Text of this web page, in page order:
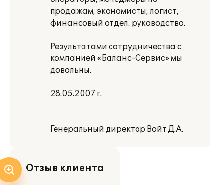
продажам, экономисты, логист,
финансовый отдел, руководство.
Результатами сотрудничества с
компанией «Баланс-Сервис» мы
довольны.
28.05.2007 г.
Генеральный директор Войт Д.А.
Отзыв клиента